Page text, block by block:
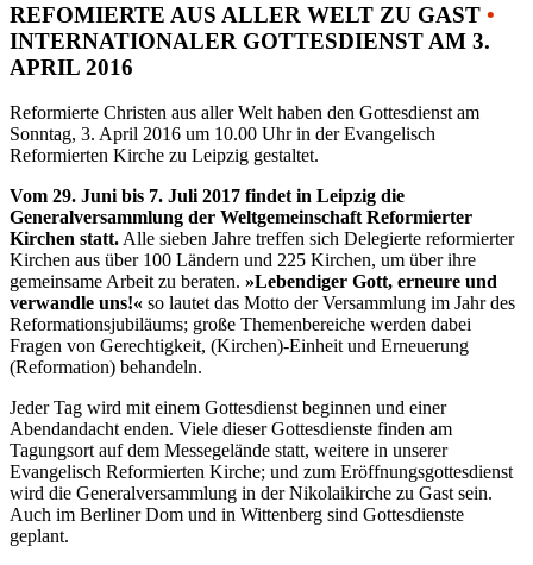
REFOMIERTE AUS ALLER WELT ZU GAST •
INTERNATIONALER GOTTESDIENST AM 3.
APRIL 2016
Reformierte Christen aus aller Welt haben den Gottesdienst am
Sonntag, 3. April 2016 um 10.00 Uhr in der Evangelisch
Reformierten Kirche zu Leipzig gestaltet.
Vom 29. Juni bis 7. Juli 2017 findet in Leipzig die
Generalversammlung der Weltgemeinschaft Reformierter
Kirchen statt.Alle sieben Jahre treffen sich Delegierte reformierter
Kirchen aus über 100 Ländern und 225 Kirchen, um über ihre
gemeinsame Arbeit zu beraten. »Lebendiger Gott, erneure und
verwandle uns!« so lautet das Motto der Versammlung im Jahr des
Reformationsjubiläums; große Themenbereiche werden dabei
Fragen von Gerechtigkeit, (Kirchen)-Einheit und Erneuerung
(Reformation) behandeln.
Jeder Tag wird mit einem Gottesdienst beginnen und einer
Abendandacht enden. Viele dieser Gottesdienste finden am
Tagungsort auf dem Messegelände statt, weitere in unserer
Evangelisch Reformierten Kirche; und zum Eröffnungsgottesdienst
wird die Generalversammlung in der Nikolaikirche zu Gast sein.
Auch im Berliner Dom und in Wittenberg sind Gottesdienste
geplant.